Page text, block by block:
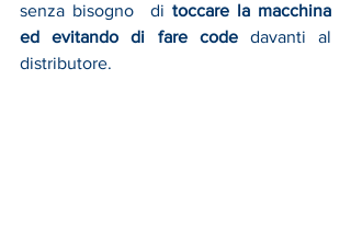
senza bisogno  di toccare la macchina
ed evitando di fare code davanti al
distributore.